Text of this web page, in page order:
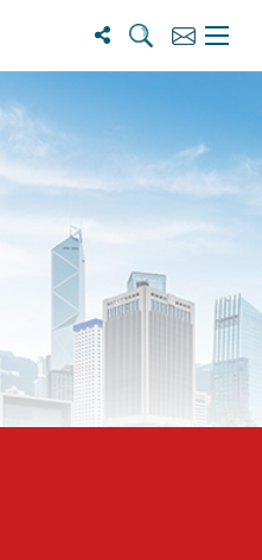
搜尋 訂閱主選